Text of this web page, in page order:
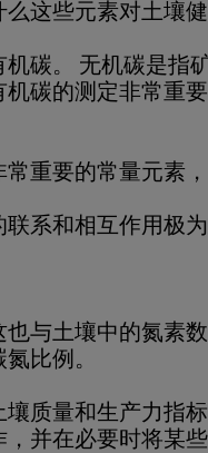
这些元素对土壤
碳。 无机碳是
碳的测定非常重
重要的常量元素
系和相互作用极
与土壤中的氮素
比例。
质量和生产力指
并在必要时将某